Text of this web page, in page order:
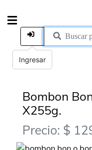
Bombon
X255g.
Precio: $
Ingresar